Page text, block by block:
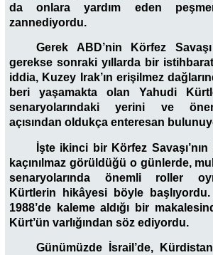
da onlara yardım eden
zannediyordu.
Gerek ABD’nin Körfez
gerekse sonraki yıllarda bir
iddia, Kuzey Irak’ın erişilmez
beri yaşamakta olan Yahudi
senaryolarındaki yerini ve
açısından oldukça enteresan
İşte ikinci bir Körfez
kaçınılmaz görüldüğü o günlerde,
senaryolarında önemli roller
Kürtlerin hikâyesi böyle
1988’de kaleme aldığı bir
Kürt’ün varlığından söz ediyordu.
Günümüzde İsrail’de,